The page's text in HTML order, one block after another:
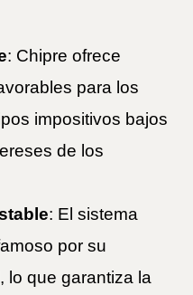
: Chipre ofrece
para los
impositivos bajos
de los
: El sistema
por su
lo que garantiza la